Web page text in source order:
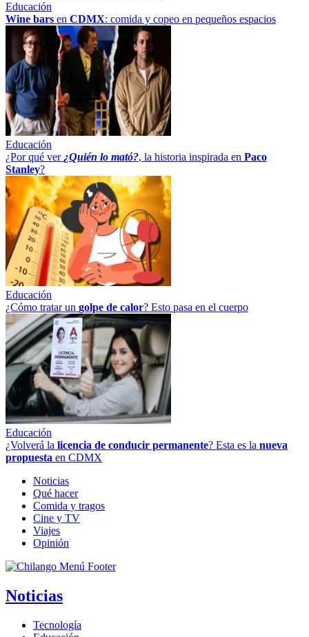
Educación
Wine bars en CDMX: comida y copeo en pequeños espacios
Educación
¿Por qué ver ¿Quién lo mató?, la historia inspirada en Paco
Stanley?
Educación
¿Cómo tratar un golpe de calor? Esto pasa en el cuerpo
Educación
¿Volverá la licencia de conducir permanente? Esta es la nueva
propuesta en CDMX
Noticias
Qué hacer
Comida y tragos
Cine y TV
Viajes
Opinión
Noticias
Tecnología